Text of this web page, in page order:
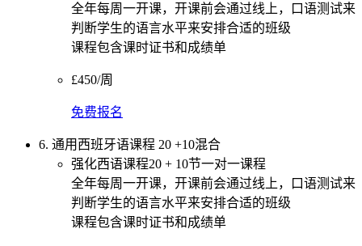
全年每周一开课，开课前会通过线上，口语测试来
判断学生的语言水平来安排合适的班级
课程包含课时证书和成绩单
£450/周
免费报名
6. 通用西班牙语课程 20 +10混合
强化西语课程20 + 10节一对一课程
全年每周一开课，开课前会通过线上，口语测试来
判断学生的语言水平来安排合适的班级
课程包含课时证书和成绩单